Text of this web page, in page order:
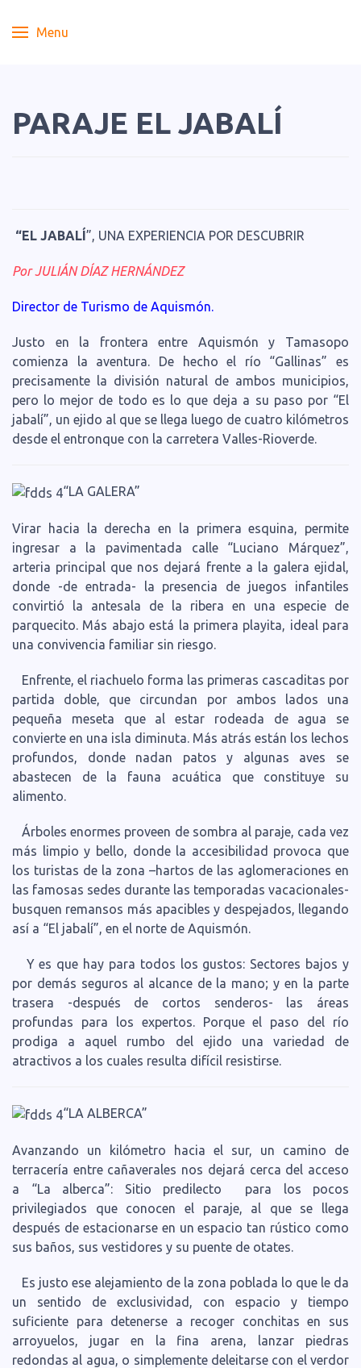
Menu
PARAJE EL JABALÍ
“EL JABALÍ”, UNA EXPERIENCIA POR DESCUBRIR
Por JULIÁN DÍAZ HERNÁNDEZ
Director de Turismo de Aquismón.
Justo en la frontera entre Aquismón y Tamasopo
comienza la aventura. De hecho el río “Gallinas” es
precisamente la división natural de ambos municipios,
pero lo mejor de todo es lo que deja a su paso por “El
jabalí”, un ejido al que se llega luego de cuatro kilómetros
desde el entronque con la carretera Valles-Rioverde.
“LA GALERA”
Virar hacia la derecha en la primera esquina, permite
ingresar a la pavimentada calle “Luciano Márquez”,
arteria principal que nos dejará frente a la galera ejidal,
donde -de entrada- la presencia de juegos infantiles
convirtió la antesala de la ribera en una especie de
parquecito. Más abajo está la primera playita, ideal para
una convivencia familiar sin riesgo.
Enfrente, el riachuelo forma las primeras cascaditas por
partida doble, que circundan por ambos lados una
pequeña meseta que al estar rodeada de agua se
convierte en una isla diminuta. Más atrás están los lechos
profundos, donde nadan patos y algunas aves se
abastecen de la fauna acuática que constituye su
alimento.
Árboles enormes proveen de sombra al paraje, cada vez
más limpio y bello, donde la accesibilidad provoca que
los turistas de la zona –hartos de las aglomeraciones en
las famosas sedes durante las temporadas vacacionales-
busquen remansos más apacibles y despejados, llegando
así a “El jabalí”, en el norte de Aquismón.
Y es que hay para todos los gustos: Sectores bajos y
por demás seguros al alcance de la mano; y en la parte
trasera -después de cortos senderos- las áreas
profundas para los expertos. Porque el paso del río
prodiga a aquel rumbo del ejido una variedad de
atractivos a los cuales resulta difícil resistirse.
“LA ALBERCA”
Avanzando un kilómetro hacia el sur, un camino de
terracería entre cañaverales nos dejará cerca del acceso
a “La alberca”: Sitio predilecto para los pocos
privilegiados que conocen el paraje, al que se llega
después de estacionarse en un espacio tan rústico como
sus baños, sus vestidores y su puente de otates.
Es justo ese alejamiento de la zona poblada lo que le da
un sentido de exclusividad, con espacio y tiempo
suficiente para detenerse a recoger conchitas en sus
arroyuelos, jugar en la fina arena, lanzar piedras
redondas al agua, o simplemente deleitarse con el verdor